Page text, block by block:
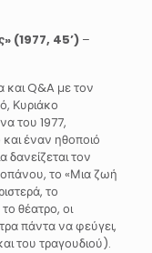
(1977, 45’) –
και Q&A με τον
Κυριάκο
του 1977,
έναν ηθοποιό
δανείζεται τον
το «Μια ζωή
το
θέατρο, οι
πάντα να φεύγει,
του τραγουδιού).